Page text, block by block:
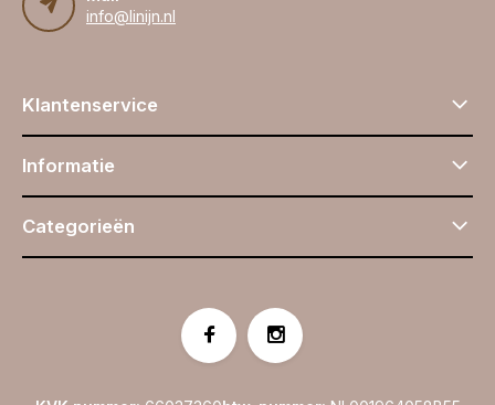
info@linijn.nl
Klantenservice
Informatie
Categorieën